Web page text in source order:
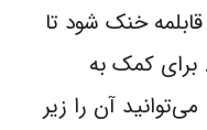
خنک شود تا
برای کمک به
آن را زیر